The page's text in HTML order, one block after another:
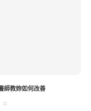
師教妳如何改善